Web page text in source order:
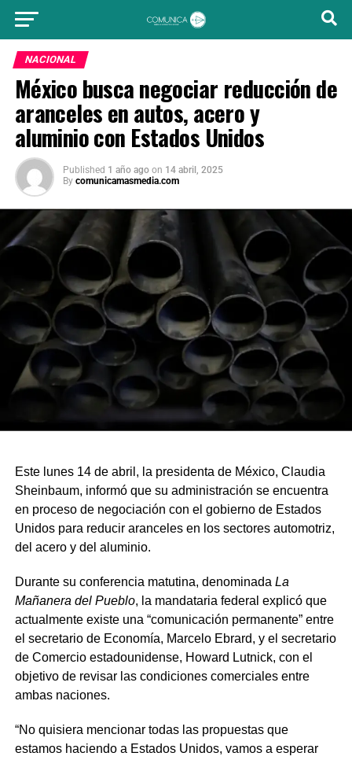
NACIONAL
México busca negociar reducción de
aranceles en autos, acero y
aluminio con Estados Unidos
Published 1 año ago on 14 abril, 2025
By comunicamasmedia.com
Este lunes 14 de abril, la presidenta de México, Claudia
Sheinbaum, informó que su administración se encuentra
en proceso de negociación con el gobierno de Estados
Unidos para reducir aranceles en los sectores automotriz,
del acero y del aluminio.
Durante su conferencia matutina, denominada La
Mañanera del Pueblo, la mandataria federal explicó que
actualmente existe una “comunicación permanente” entre
el secretario de Economía, Marcelo Ebrard, y el secretario
de Comercio estadounidense, Howard Lutnick, con el
objetivo de revisar las condiciones comerciales entre
ambas naciones.
“No quisiera mencionar todas las propuestas que
estamos haciendo a Estados Unidos, vamos a esperar